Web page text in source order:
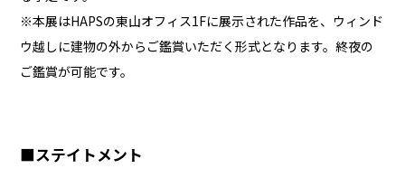
※本展はHAPSの東山オフィス1Fに展示された作品を、ウィンド
ウ越しに建物の外からご鑑賞いただく形式となります。終夜の
ご鑑賞が可能です。
■ステイトメント